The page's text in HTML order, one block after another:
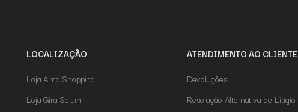
LOCALIZAÇÃO
Loja Alma Shopping
Loja Gira Solum
ATENDIMENTO AO CLIENTE
Devoluções
Resolução Alternativa de Litígio